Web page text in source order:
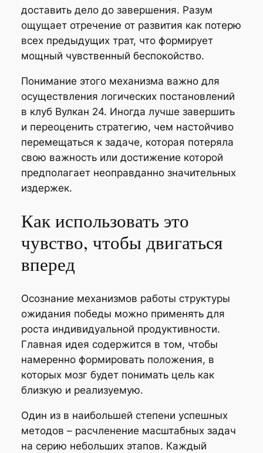
доставить дело до завершения. Разум
ощущает отречение от развития как потерю
всех предыдущих трат, что формирует
мощный чувственный беспокойство.
Понимание этого механизма важно для
осуществления логических постановлений
в клуб Вулкан 24. Иногда лучше завершить
и переоценить стратегию, чем настойчиво
перемещаться к задаче, которая потеряла
свою важность или достижение которой
предполагает неоправданно значительных
издержек.
Как использовать это
чувство, чтобы двигаться
вперед
Осознание механизмов работы структуры
ожидания победы можно применять для
роста индивидуальной продуктивности.
Главная идея содержится в том, чтобы
намеренно формировать положения, в
которых мозг будет понимать цель как
близкую и реализуемую.
Один из в наибольшей степени успешных
методов – расчленение масштабных задач
на серию небольших этапов. Каждый